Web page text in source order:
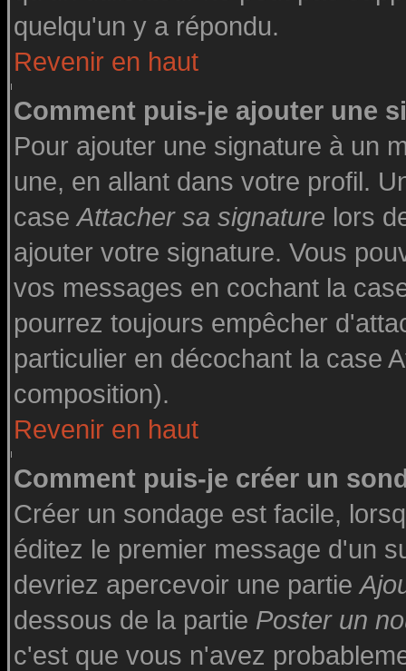
quelqu'un y a répondu.
Revenir en haut
Comment puis-je ajouter une
Pour ajouter une signature à un
une, en allant dans votre profil.
caseAttacher sa signature lors
ajouter votre signature. Vous
vos messages en cochant la
pourrez toujours empêcher
particulier en décochant la case
composition).
Revenir en haut
Comment puis-je créer un
Créer un sondage est facile,
éditez le premier message d'un
devriez apercevoir une partie
dessous de la partie Poster un
c'est que vous n'avez